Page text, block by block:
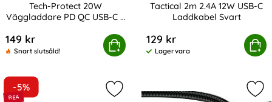
Tech-Protect 20W
Väggladdare PD QC USB-C /
149 kr
Snart slutsåld!
Köp
20W Väggladdare PD QC USB-C / USB-A Svart
Tactical 2m 2.4A 12W USB-C
Laddkabel Svart
129 kr
Tillgänglighet:
Lagervara
Köp
Tactical 2m 2.4A 12W
-5%
Markera tech-Protect 30W PD QC